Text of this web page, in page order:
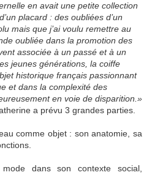
en avait une petite collection
placard : des oubliées d’un
mais que j’ai voulu remettre au
oubliée dans la promotion des
associée à un passé et à un
jeunes générations, la coiffe
historique français passionnant
et dans la complexité des
en voie de disparition.»
a prévu 3 grandes parties.
comme objet : son anatomie, sa
dans son contexte social,